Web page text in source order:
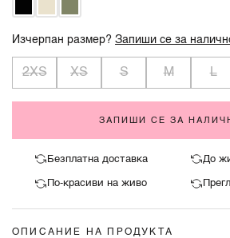
Изчерпан размер?Запиши се за
2XS XS S M L
ЗАПИШИ СЕ ЗА
Безплатна доставка До
По-красиви на живо
ОПИСАНИЕ НА ПРОДУКТА